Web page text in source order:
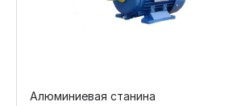
Алюминиевая станина